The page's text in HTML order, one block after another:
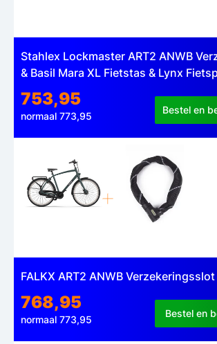
Stahlex Lockmaster ART2 ANWB
& Basil Mara XL Fietstas & Lynx
753,95
normaal 773,95
Bestel en
FALKX ART2 ANWB Verzekeringsslot
768,95
normaal 773,95
Bestel en